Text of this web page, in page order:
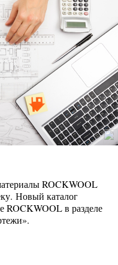
ROCKWOOL
Новый каталог
ROCKWOOL в разделе